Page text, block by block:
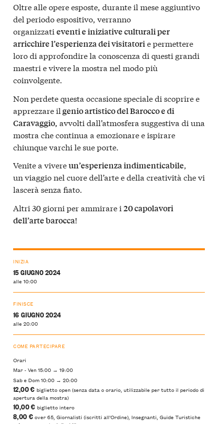
Oltre alle opere esposte, durante il mese aggiuntivo
del periodo espositivo, verranno
organizzati eventi e iniziative culturali per
arricchire l’esperienza dei visitatorie permettere
loro di approfondire la conoscenza di questi grandi
maestri e vivere la mostra nel modo più
coinvolgente.
Non perdete questa occasione speciale di scoprire e
apprezzare ilgenio artistico del Barocco e di
Caravaggio, avvolti dall’atmosfera suggestiva di una
mostra che continua a emozionare e ispirare
chiunque varchi le sue porte.
Venite a vivereun’esperienza indimenticabile,
un viaggio nel cuore dell’arte e della creatività che vi
lascerà senza fiato.
Altri 30 giorni per ammirare i 20 capolavori
dell’arte barocca!
INIZIA
15 GIUGNO 2024
alle 10:00
FINISCE
16 GIUGNO 2024
alle 20:00
COME PARTECIPARE
Orari
Mar - Ven 15:00 → 19:00
Sab e Dom 10:00 → 20:00
12,00 € biglietto open (senza data o orario, utilizzabile per tutto il periodo di
apertura della mostra)
10,00 € biglietto intero
8,00 €over 65, Giornalisti (iscritti all'Ordine), Insegnanti, Guide Turistiche